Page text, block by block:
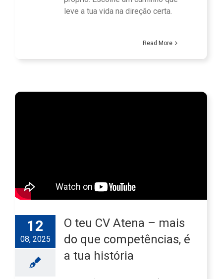
leve a tua vida na direção certa.
Read More
12
08, 2025
O teu CV Atena – mais
do que competências, é
a tua história